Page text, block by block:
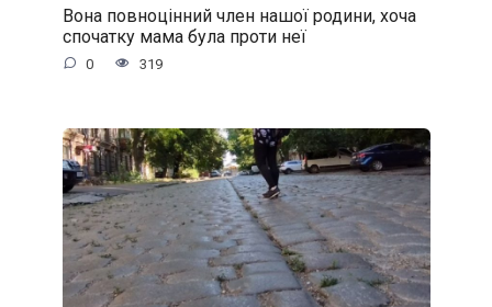
Вона повноцінний член нашої родини, хоча
спочатку мама була проти неї
0 319